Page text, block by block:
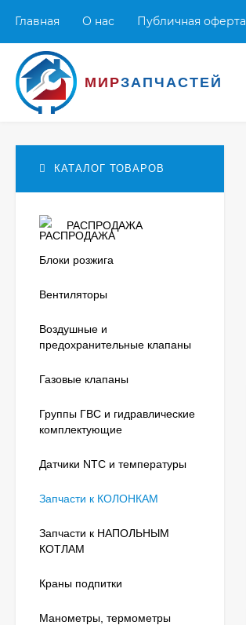
Главная О нас Публичная оферта
МИРЗАПЧАСТЕЙ
КАТАЛОГ ТОВАРОВ
РАСПРОДАЖА
Блоки розжига
Вентиляторы
Воздушные и
предохранительные клапаны
Газовые клапаны
Группы ГВС и гидравлические
комплектующие
Датчики NTC и температуры
Запчасти к КОЛОНКАМ
Запчасти к НАПОЛЬНЫМ
КОТЛАМ
Краны подпитки
Манометры, термометры